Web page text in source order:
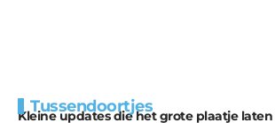
Tussendoortjes
Kleine updates die het grote plaatje laten
voor kabouters
uitdaging